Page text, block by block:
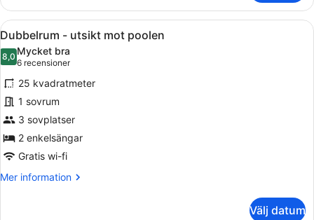
dubbelrum
för
1
person
-
enkelsäng
Öppna
alla
foton
för
Dubbelrum
-
utsikt
mot
poolen
Dubbelrum - utsikt mot poolen |
4
Dubbelrum - utsikt mot poolen
8,08,0 av 10
Mycket bra
6 recensioner
(6 recensioner)
25 kvadratmeter
1 sovrum
3 sovplatser
2 enkelsängar
Gratis wi-fi
Mer information
Mer
Välj datum